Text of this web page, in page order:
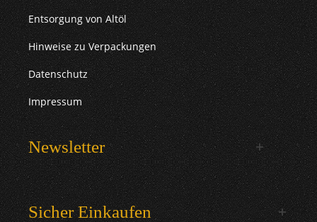
Entsorgung von Altöl
Hinweise zu Verpackungen
Datenschutz
Impressum
Newsletter
Sicher Einkaufen